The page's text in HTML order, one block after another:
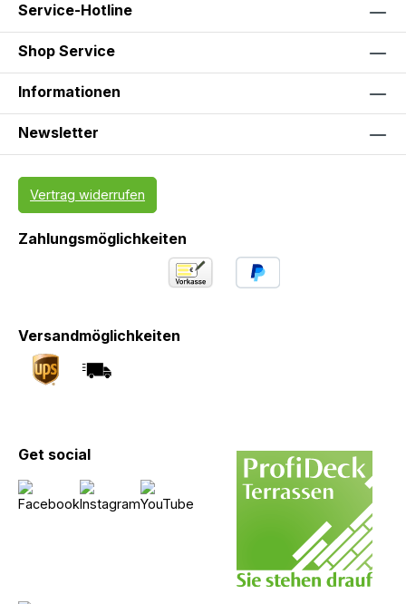
Service-Hotline
Shop Service
Informationen
Newsletter
Vertrag widerrufen
Zahlungsmöglichkeiten
Versandmöglichkeiten
Get social